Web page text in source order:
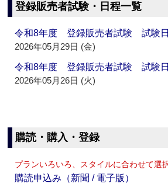
登録販売者試験・日程一覧
令和8年度 登録販売者試験 試験
2026年05月29日 (金)
令和8年度 登録販売者試験 試験
2026年05月26日 (火)
購読・購入・登録
プランいろいろ、スタイルに合わせて選
購読申込み（新聞 / 電子版）